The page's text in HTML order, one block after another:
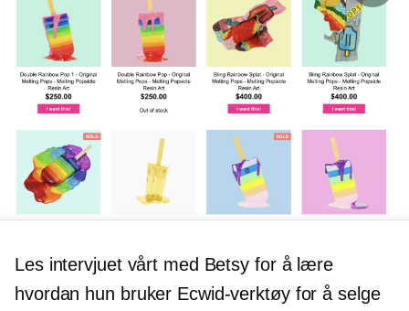
Les intervjuet vårt med Betsy for å lære
hvordan hun bruker Ecwid-verktøy for å selge